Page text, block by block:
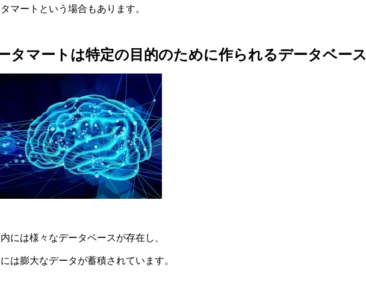
マートという場合もあります。
タマートは特定の目的のために作られるデータベース
には様々なデータベースが存在し、
は膨大なデータが蓄積されています。